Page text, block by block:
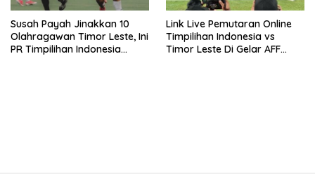
Susah Payah Jinakkan 10
Olahragawan Timor Leste, Ini
PR Timpilihan Indonesia
Link Live Pemutaran Online
Timpilihan Indonesia vs
Timor Leste Di Gelar AFF